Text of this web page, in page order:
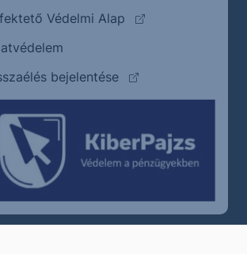
Védelmi Alap
(külső oldalra
bejelentése
(külső oldalra ugrik)